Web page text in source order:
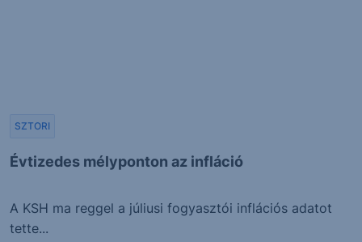
Évtizedes mélyponton az infláció
SZTORI
A KSH ma reggel a júliusi fogyasztói inflációs adatot
tette...